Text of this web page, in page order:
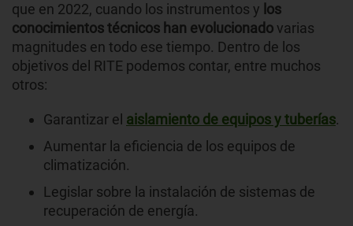
que en 2022, cuando los instrumentos y los
conocimientos técnicos han evolucionado varias
magnitudes en todo ese tiempo. Dentro de los
objetivos del RITE podemos contar, entre muchos
otros:
Garantizar el aislamiento de equipos y tuberías.
Aumentar la eficiencia de los equipos de
climatización.
Legislar sobre la instalación de sistemas de
recuperación de energía.